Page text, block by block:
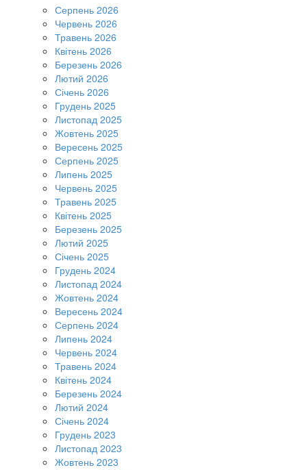
Серпень 2026
Червень 2026
Травень 2026
Квітень 2026
Березень 2026
Лютий 2026
Січень 2026
Грудень 2025
Листопад 2025
Жовтень 2025
Вересень 2025
Серпень 2025
Липень 2025
Червень 2025
Травень 2025
Квітень 2025
Березень 2025
Лютий 2025
Січень 2025
Грудень 2024
Листопад 2024
Жовтень 2024
Вересень 2024
Серпень 2024
Липень 2024
Червень 2024
Травень 2024
Квітень 2024
Березень 2024
Лютий 2024
Січень 2024
Грудень 2023
Листопад 2023
Жовтень 2023